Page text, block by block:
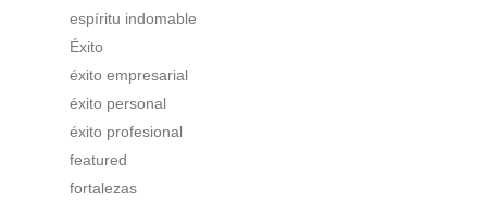
espíritu indomable
Éxito
éxito empresarial
éxito personal
éxito profesional
featured
fortalezas